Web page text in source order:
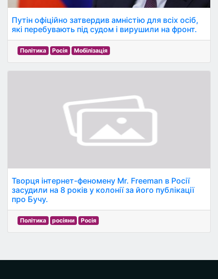
Путін офіційно затвердив амністію для всіх осіб,
які перебувають під судом і вирушили на фронт.
Політика Росія Мобілізація
Творця інтернет-феномену Mr. Freeman в Росії
засудили на 8 років у колонії за його публікації
про Бучу.
Політика росіяни Росія